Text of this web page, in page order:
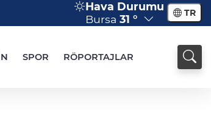
Hava Durumu
Bursa 31 ° TR
SPOR RÖPORTAJLAR